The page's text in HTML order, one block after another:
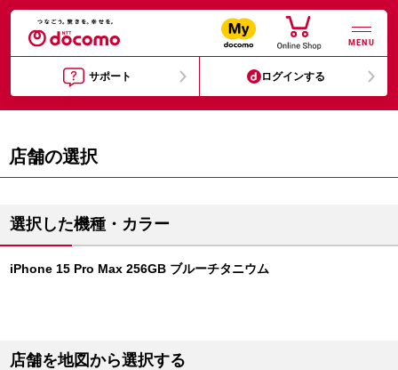
MENU
サポート ログインする
店舗の選択
選択した機種・カラー
iPhone 15 Pro Max 256GB ブルーチタニウム
店舗を地図から選択する